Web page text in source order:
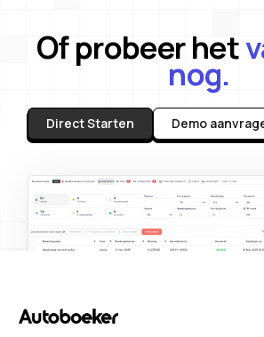
Of probeer het
nog.
Direct Starten Demo